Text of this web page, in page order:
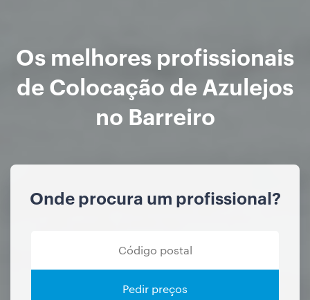
Os melhores profissionais
de Colocação de Azulejos
no Barreiro
Onde procura um profissional?
Pedir preços